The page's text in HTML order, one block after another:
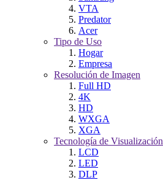
VTA
Predator
Acer
Tipo de Uso
Hogar
Empresa
Resolución de Imagen
Full HD
4K
HD
WXGA
XGA
Tecnología de Visualización
LCD
LED
DLP